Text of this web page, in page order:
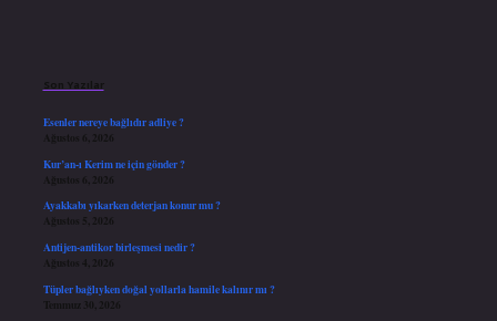
Son Yazılar
Esenler nereye bağlıdır adliye ?
Ağustos 6, 2026
Kur’an-ı Kerim ne için gönder ?
Ağustos 6, 2026
Ayakkabı yıkarken deterjan konur mu ?
Ağustos 5, 2026
Antijen-antikor birleşmesi nedir ?
Ağustos 4, 2026
Tüpler bağlıyken doğal yollarla hamile kalınır mı ?
Temmuz 30, 2026